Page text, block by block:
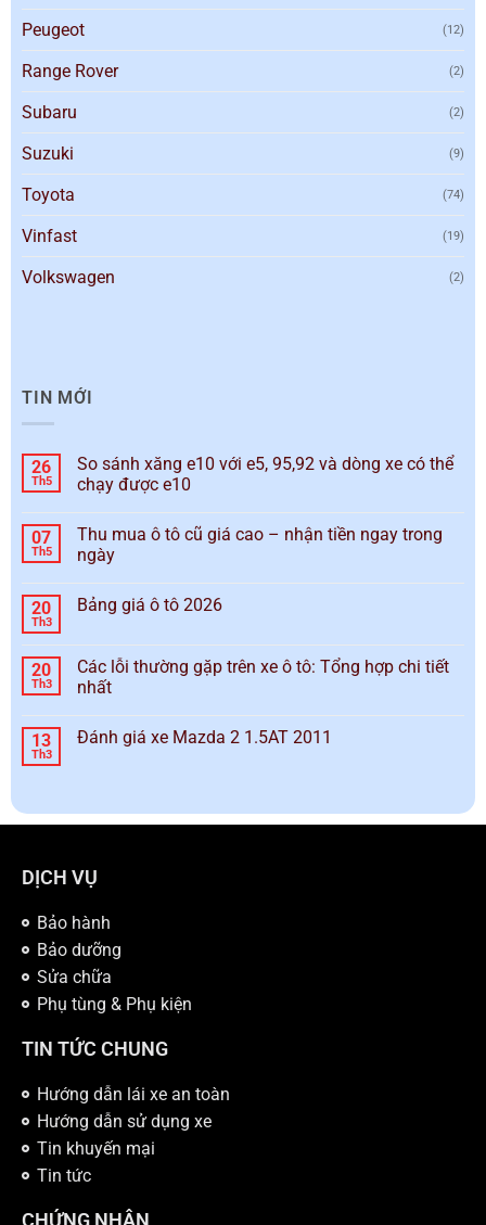
Peugeot (12)
Range Rover (2)
Subaru (2)
Suzuki (9)
Toyota (74)
Vinfast (19)
Volkswagen (2)
TIN MỚI
26
Th5
So sánh xăng e10 với e5, 95,92 và dòng xe có thể
chạy được e10
07
Th5
Thu mua ô tô cũ giá cao – nhận tiền ngay trong
ngày
20
Th3
Bảng giá ô tô 2026
20
Th3
Các lỗi thường gặp trên xe ô tô: Tổng hợp chi tiết
nhất
13
Th3
Đánh giá xe Mazda 2 1.5AT 2011
DỊCH VỤ
Bảo hành
Bảo dưỡng
Sửa chữa
Phụ tùng & Phụ kiện
TIN TỨC CHUNG
Hướng dẫn lái xe an toàn
Hướng dẫn sử dụng xe
Tin khuyến mại
Tin tức